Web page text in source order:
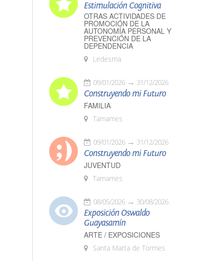
Estimulación Cognitiva
OTRAS ACTIVIDADES DE
PROMOCIÓN DE LA
AUTONOMÍA PERSONAL Y
PREVENCIÓN DE LA
DEPENDENCIA
Ledesma
09/01/2026 31/12/2026
Construyendo mi Futuro
FAMILIA
Tamames
09/01/2026 31/12/2026
Construyendo mi Futuro
JUVENTUD
Tamames
08/05/2026 30/08/2026
Exposición Oswaldo
Guayasamín
ARTE / EXPOSICIONES
Santa Marta de Tormes